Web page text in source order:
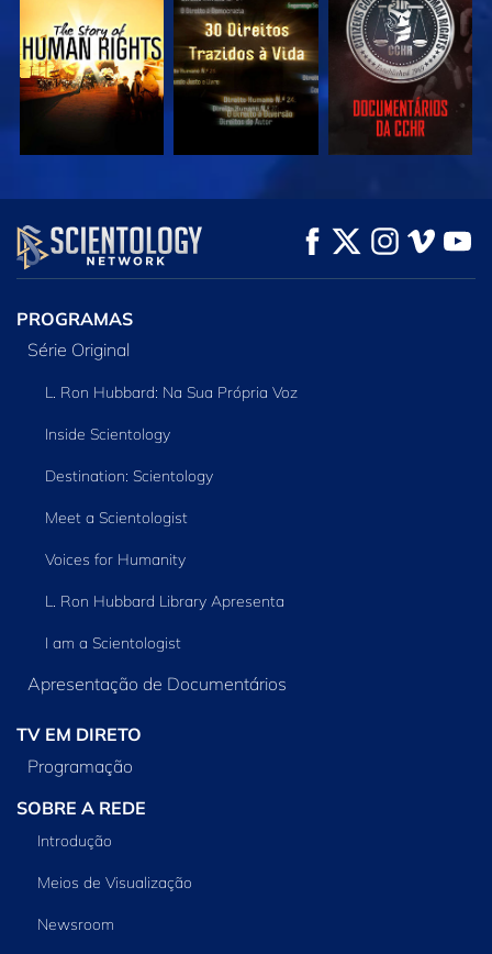
VEJA VEJA VEJA
VEJA EXPLORE A SÉRIE
PROGRAMAS
Série Original
L. Ron Hubbard: Na Sua Própria Voz
Inside Scientology
Destination: Scientology
Meet a Scientologist
Voices for Humanity
L. Ron Hubbard Library Apresenta
I am a Scientologist
Apresentação de Documentários
TV EM DIRETO
Programação
SOBRE A REDE
Introdução
Meios de Visualização
Newsroom